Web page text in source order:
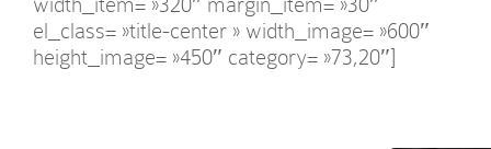
el_class= »title-center » width_image= »600″
height_image= »450″ category= »73,20″]